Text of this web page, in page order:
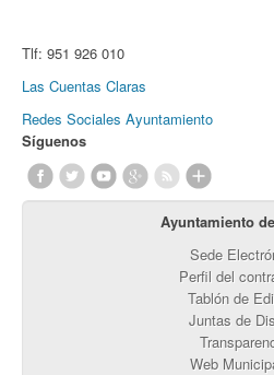
Tlf: 951 926 010
Las Cuentas Claras
Redes Sociales Ayuntamiento
Síguenos
Ayuntamiento
Sede
Perfil del
Tablón de
Juntas de
Web